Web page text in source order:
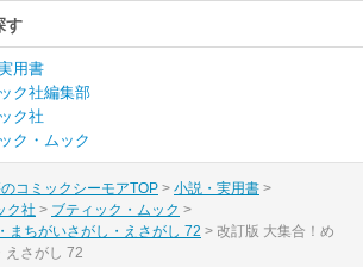
す
用書
ク社編集部
ク社
ク・ムック
コミックシーモアTOP
小説・実用書
ク社
ブティック・ムック
まちがいさがし・えさがし 72
改訂版 大集合！め
えさがし 72